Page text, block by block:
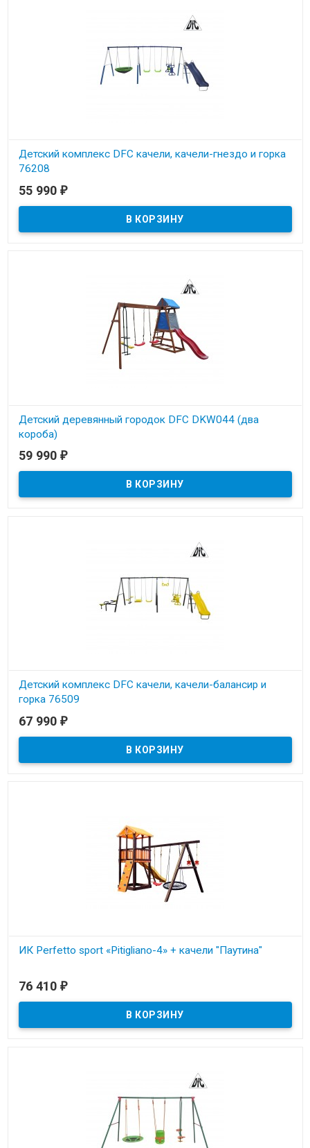
Детский комплекс DFC качели, качели-гнездо и горка
76208
В наличии
55 990 ₽
Детский деревянный городок DFC DKW044 (два
короба)
В наличии
59 990 ₽
Детский комплекс DFC качели, качели-балансир и
горка 76509
В наличии
67 990 ₽
ИК Perfetto sport «Pitigliano-4» + качели "Паутина"
76 410 ₽